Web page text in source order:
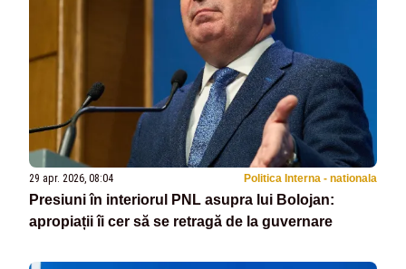
29 apr. 2026, 08:04 Politica Interna - nationala
Presiuni în interiorul PNL asupra lui Bolojan:
apropiații îi cer să se retragă de la guvernare